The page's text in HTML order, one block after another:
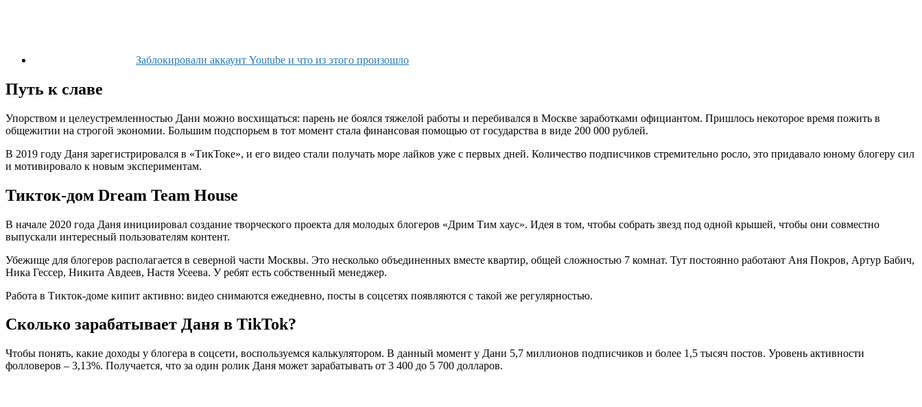
Заблокировали аккаунт Youtube и что из этого произошло
Путь к славе
Упорством и целеустремленностью Дани можно восхищаться: парень не боялся тяжелой работы и перебивался в Москве заработками официантом. Пришлось некоторое время пожить в
общежитии на строгой экономии. Большим подспорьем в тот момент стала финансовая помощью от государства в виде 200 000 рублей.
В 2019 году Даня зарегистрировался в «ТикТоке», и его видео стали получать море лайков уже с первых дней. Количество подписчиков стремительно росло, это придавало юному блогеру сил
и мотивировало к новым экспериментам.
Тикток-дом Dream Team House
В начале 2020 года Даня инициировал создание творческого проекта для молодых блогеров «Дрим Тим хаус». Идея в том, чтобы собрать звезд под одной крышей, чтобы они совместно
выпускали интересный пользователям контент.
Убежище для блогеров располагается в северной части Москвы. Это несколько объединенных вместе квартир, общей сложностью 7 комнат. Тут постоянно работают Аня Покров, Артур Бабич,
Ника Гессер, Никита Авдеев, Настя Усеева. У ребят есть собственный менеджер.
Работа в Тикток-доме кипит активно: видео снимаются ежедневно, посты в соцсетях появляются с такой же регулярностью.
Сколько зарабатывает Даня в TikTok?
Чтобы понять, какие доходы у блогера в соцсети, воспользуемся калькулятором. В данный момент у Дани 5,7 миллионов подписчиков и более 1,5 тысяч постов. Уровень активности
фолловеров – 3,13%. Получается, что за один ролик Даня может зарабатывать от 3 400 до 5 700 долларов.